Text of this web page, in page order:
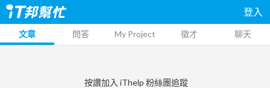
登入
文章 問答 My Project 徵才 聊天
按讚加入 iThelp 粉絲團追蹤